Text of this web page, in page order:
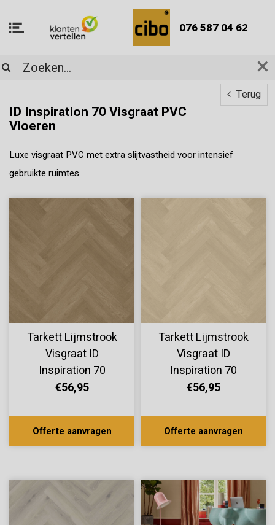
076 587 04 62
Terug
ID Inspiration 70 Visgraat PVC
Vloeren
Luxe visgraat PVC met extra slijtvastheid voor intensief
gebruikte ruimtes.
Tarkett Lijmstrook
Visgraat ID
Inspiration 70
Chatillon Oak Brown
€56,95
Offerte aanvragen
Tarkett Lijmstrook
Visgraat ID
Inspiration 70
Chatillon Oak
€56,95
Offerte aanvragen